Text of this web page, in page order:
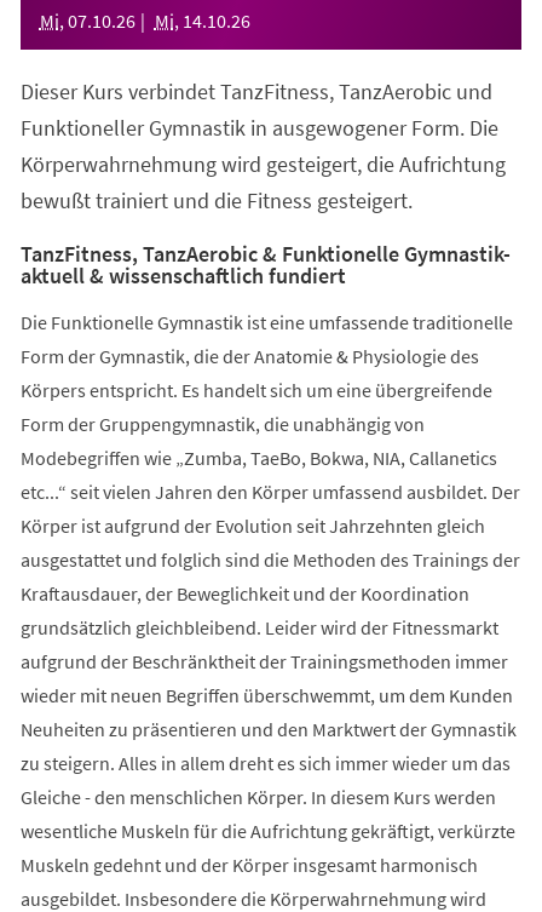
Mi, 07.10.26 Mi, 14.10.26
Dieser Kurs verbindet TanzFitness, TanzAerobic und
Funktioneller Gymnastik in ausgewogener Form. Die
Körperwahrnehmung wird gesteigert, die Aufrichtung
bewußt trainiert und die Fitness gesteigert.
TanzFitness, TanzAerobic & Funktionelle Gymnastik-
aktuell & wissenschaftlich fundiert
Die Funktionelle Gymnastik ist eine umfassende traditionelle
Form der Gymnastik, die der Anatomie & Physiologie des
Körpers entspricht. Es handelt sich um eine übergreifende
Form der Gruppengymnastik, die unabhängig von
Modebegriffen wie „Zumba, TaeBo, Bokwa, NIA, Callanetics
etc...“ seit vielen Jahren den Körper umfassend ausbildet. Der
Körper ist aufgrund der Evolution seit Jahrzehnten gleich
ausgestattet und folglich sind die Methoden des Trainings der
Kraftausdauer, der Beweglichkeit und der Koordination
grundsätzlich gleichbleibend. Leider wird der Fitnessmarkt
aufgrund der Beschränktheit der Trainingsmethoden immer
wieder mit neuen Begriffen überschwemmt, um dem Kunden
Neuheiten zu präsentieren und den Marktwert der Gymnastik
zu steigern. Alles in allem dreht es sich immer wieder um das
Gleiche - den menschlichen Körper. In diesem Kurs werden
wesentliche Muskeln für die Aufrichtung gekräftigt, verkürzte
Muskeln gedehnt und der Körper insgesamt harmonisch
ausgebildet. Insbesondere die Körperwahrnehmung wird